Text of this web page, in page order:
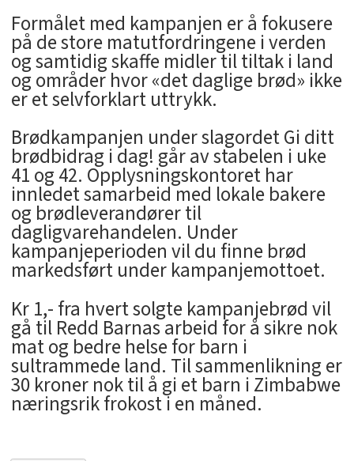
Formålet med kampanjen er å fokusere
på de store matutfordringene i verden
og samtidig skaffe midler til tiltak i land
og områder hvor «det daglige brød» ikke
er et selvforklart uttrykk.
Brødkampanjen under slagordet Gi ditt
brødbidrag i dag! går av stabelen i uke
41 og 42. Opplysningskontoret har
innledet samarbeid med lokale bakere
og brødleverandører til
dagligvarehandelen. Under
kampanjeperioden vil du finne brød
markedsført under kampanjemottoet.
Kr 1,- fra hvert solgte kampanjebrød vil
gå til Redd Barnas arbeid for å sikre nok
mat og bedre helse for barn i
sultrammede land. Til sammenlikning er
30 kroner nok til å gi et barn i Zimbabwe
næringsrik frokost i en måned.